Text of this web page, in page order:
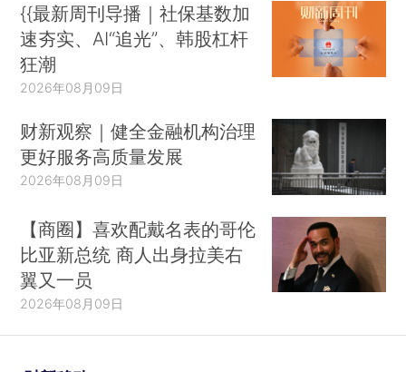
{{最新周刊导播｜社保基数加
速夯实、AI“追光”、韩股杠杆
狂潮
2026年08月09日
财新观察｜健全金融机构治理
更好服务高质量发展
2026年08月09日
【商圈】喜欢配戴名表的哥伦
比亚新总统 商人出身拉美右
翼又一员
2026年08月09日